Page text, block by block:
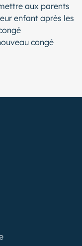
aux parents
enfant après les
congé